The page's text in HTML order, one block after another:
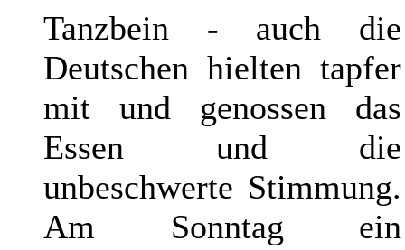
Tanzbein - auch die
Deutschen hielten tapfer
mit und genossen das
Essen und die
unbeschwerte Stimmung.
Am Sonntag ein